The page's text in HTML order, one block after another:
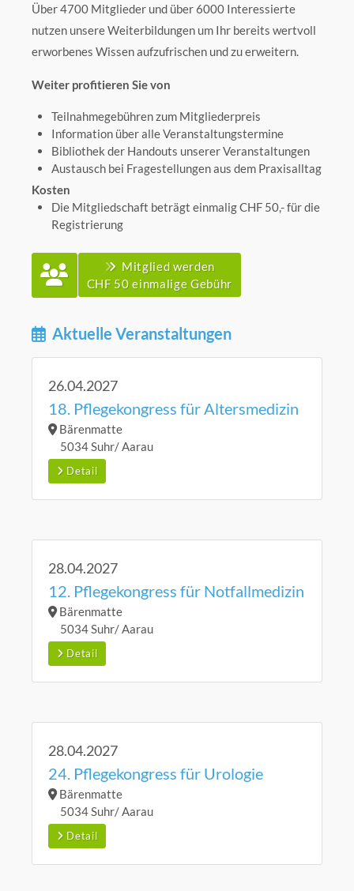
Über 4700 Mitglieder und über 6000 Interessierte
nutzen unsere Weiterbildungen um Ihr bereits wertvoll
erworbenes Wissen aufzufrischen und zu erweitern.
Weiter profitieren Sie von
Teilnahmegebühren zum Mitgliederpreis
Information über alle Veranstaltungstermine
Bibliothek der Handouts unserer Veranstaltungen
Austausch bei Fragestellungen aus dem Praxisalltag
Kosten
Die Mitgliedschaft beträgt einmalig CHF 50,- für die
Registrierung
Mitglied werden
CHF 50 einmalige Gebühr
Aktuelle Veranstaltungen
26.04.2027
18. Pflegekongress für Altersmedizin
Bärenmatte
5034 Suhr/ Aarau
Detail
28.04.2027
12. Pflegekongress für Notfallmedizin
Bärenmatte
5034 Suhr/ Aarau
Detail
28.04.2027
24. Pflegekongress für Urologie
Bärenmatte
5034 Suhr/ Aarau
Detail